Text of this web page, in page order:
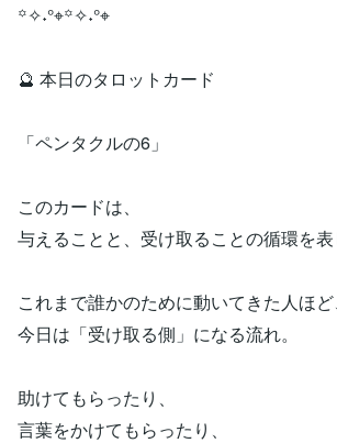
꙳✧˖°⌖꙳✧˖°⌖
🔮 本日のタロットカード
「ペンタクルの6」
このカードは、
与えることと、受け取ることの循環を表
これまで誰かのために動いてきた人ほど
今日は「受け取る側」になる流れ。
助けてもらったり、
言葉をかけてもらったり、